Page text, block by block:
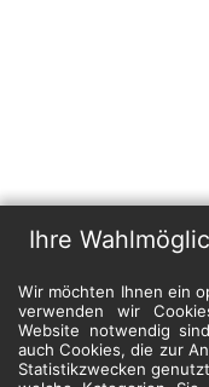
Ihre
Wir möchten Ihnen ein
verwenden wir
Website notwendig
auch Cookies, die zur
Statistikzwecken